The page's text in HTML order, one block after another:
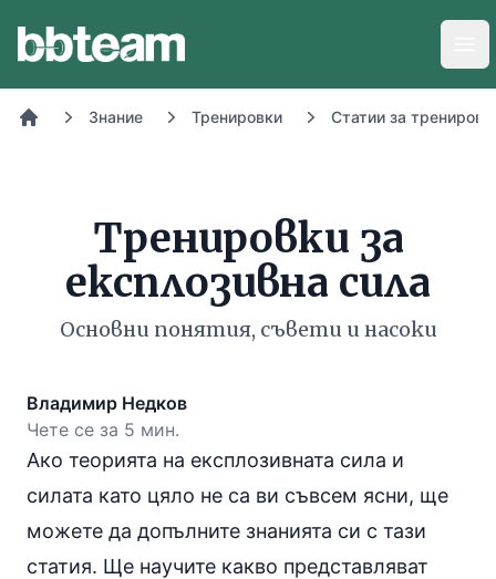
Знание Тренировки Статии за
Тренировки за
експлозивна сила
Основни понятия, съвети и насоки
Владимир Недков
Чете се за 5 мин.
Ако теорията на експлозивната сила и
силата като цяло не са ви съвсем ясни, ще
можете да допълните знанията си с тази
статия. Ще научите какво представляват